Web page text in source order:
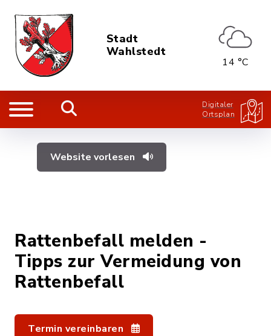
Stadt
Wahlstedt
14 °C
Digitaler
Ortsplan
Website vorlesen
Rattenbefall melden -
Tipps zur Vermeidung von
Rattenbefall
Termin vereinbaren